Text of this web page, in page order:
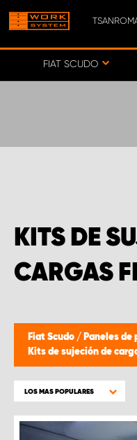
FIAT SCUDO
KITS DE
CARGAS
Fiat Scudo / Paneles
Kits de sujeción de
LOS MAS POPULARES
ENCUENTRE